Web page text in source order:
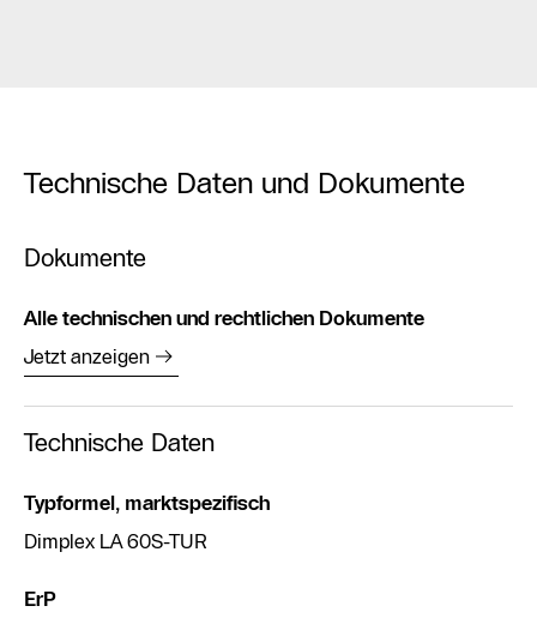
Technische Daten und Dokumente
Dokumente
Alle technischen und rechtlichen Dokumente
Jetzt anzeigen
Technische Daten
Typformel, marktspezifisch
Dimplex LA 60S-TUR
ErP